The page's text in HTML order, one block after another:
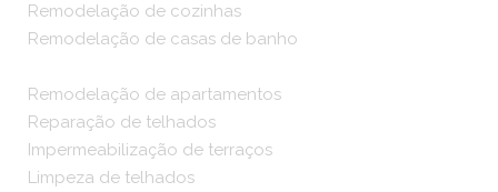
Remodelação de cozinhas
Remodelação de casas de banho
Remodelação de apartamentos
Reparação de telhados
Impermeabilização de terraços
Limpeza de telhados